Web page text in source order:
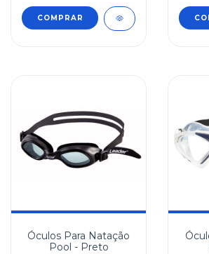
Óculos Para Natação
Pool - Preto